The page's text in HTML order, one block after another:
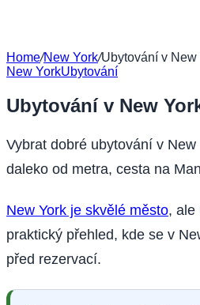
Home/New York/Ubytování v New
New YorkUbytování
Ubytování v New
Vybrat dobré ubytování v
daleko od metra, cesta na
New York je skvělé město, ale
praktický přehled, kde se v
před rezervací.